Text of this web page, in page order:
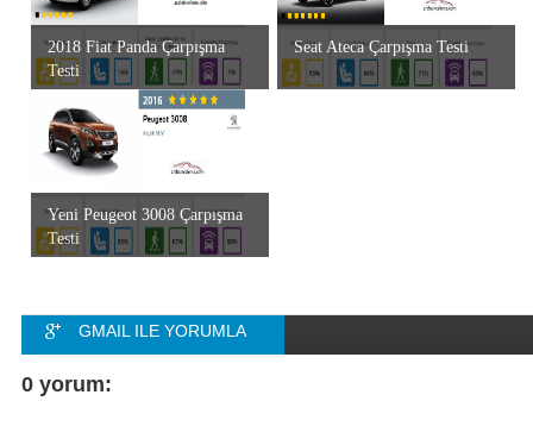
2018 Fiat Panda Çarpışma
Testi
Seat Ateca Çarpışma Testi
Yeni Peugeot 3008 Çarpışma
Testi
GMAIL ILE YORUMLA
FACEBOOK ILE
0 yorum: